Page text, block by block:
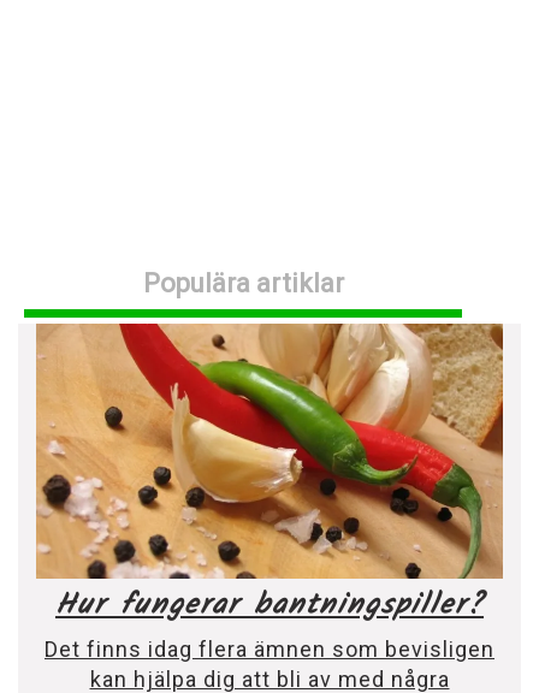
Populära artiklar
Hur fungerar bantningspiller?
Det finns idag flera ämnen som bevisligen
kan hjälpa dig att bli av med några